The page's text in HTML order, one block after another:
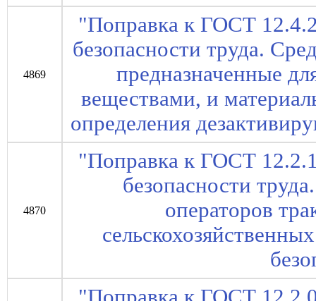
4869
"Поправка к ГОСТ
безопасности труда.
предназначенные
веществами, и
определения
4870
"Поправка к ГОСТ
безопасности
операторов